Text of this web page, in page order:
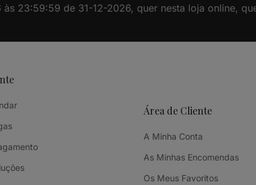
23:59:59 de 31-12-2026, quer nesta loja online,
Área de Cliente
A Minha Conta
As Minhas Encomendas
Os Meus Favoritos